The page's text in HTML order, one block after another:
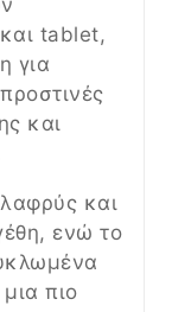
tablet,
για
και
και
ενώ το
πιο